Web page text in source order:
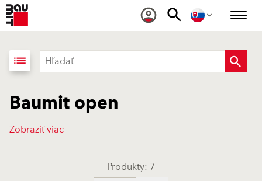
list
Baumit open
Zobraziť viac
Produkty: 7